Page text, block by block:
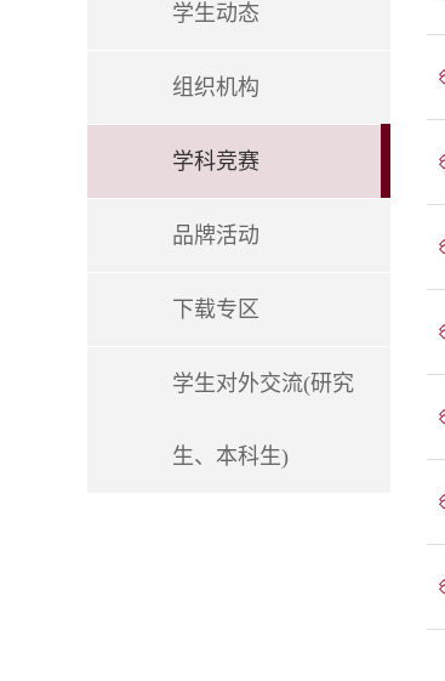
学生动态
组织机构
学科竞赛
品牌活动
下载专区
学生对外交流(研究
生、本科生)